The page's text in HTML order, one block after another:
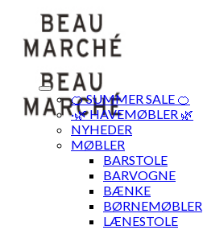
content
🍊 SUMMER SALE 🍊
·🌿 HAVEMØBLER 🌿
NYHEDER
MØBLER
BARSTOLE
BARVOGNE
BÆNKE
BØRNEMØBLER
LÆNESTOLE